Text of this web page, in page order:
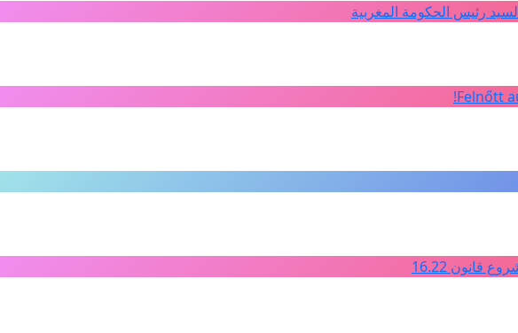
رئيس الحكومة المغربية
Felnőtt
16.22